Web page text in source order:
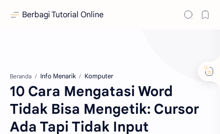
Berbagi Tutorial Online
Beranda Info Menarik Komputer
10 Cara Mengatasi Word
Tidak Bisa Mengetik: Cursor
Ada Tapi Tidak Input